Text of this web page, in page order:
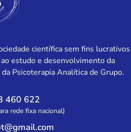
científica sem fins lucrativos
estudo e desenvolvimento da
Psicoterapia Analítica de Grupo.
460 622
rede fixa nacional)